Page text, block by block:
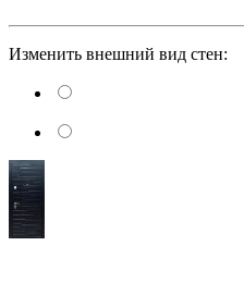
Изменить внешний вид стен: